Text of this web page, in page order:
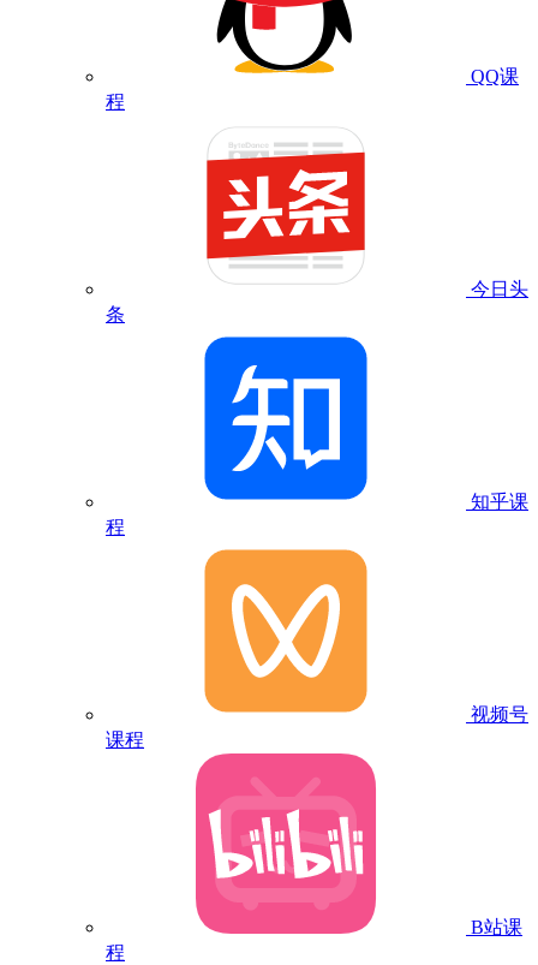
QQ课
程
今日头
条
知乎课
程
视频号
课程
B站课
程